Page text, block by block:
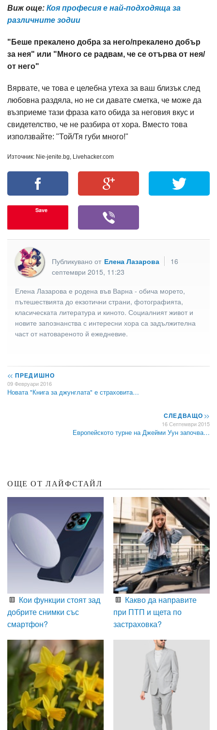
Виж още: Коя професия е най-подходяща за
различните зодии
"Беше прекалено добра за него/прекалено добър
за нея" или "Много се радвам, че се отърва от нея/
от него"
Вярвате, че това е целебна утеха за ваш близък след
любовна раздяла, но не си давате сметка, че може да
възприеме тази фраза като обида за неговия вкус и
свидетелство, че не разбира от хора. Вместо това
използвайте: "Той/Тя губи много!"
Източник: Nie-jenite.bg, Livehacker.com
Save
Публикувано от Елена Лазарова
16
септември 2015, 11:23
Елена Лазарова е родена във Варна - обича морето,
пътешествията до екзотични страни, фотографията,
класическата литература и киното. Социалният живот и
новите запознанства с интересни хора са задължителна
част от натовареното й ежедневие.
<< ПРЕДИШНО
09 Февруари 2016
Новата "Книга за джунглата" е страховита…
СЛЕДВАЩО>>
16 Септември 2015
Европейското турне на Джейми Уун започва…
ОЩЕ ОТ ЛАЙФСТАЙЛ
Кои функции стоят зад
добрите снимки със
смартфон?
Какво да направите
при ПТП и щета по
застраховка?